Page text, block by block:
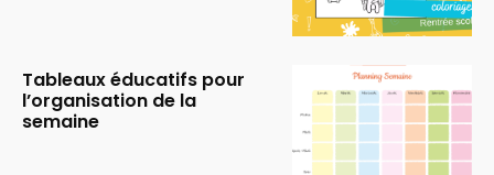
Tableaux éducatifs pour
l’organisation de la
semaine